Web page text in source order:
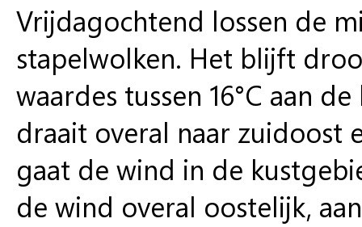
Vrijdagochtend lossen de
stapelwolken. Het blijft
waardes tussen 16°C aan
draait overal naar zuidoost
gaat de wind in de
de wind overal oostelijk,